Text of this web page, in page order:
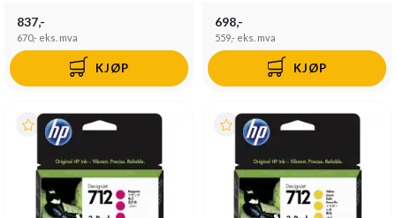
837,-
670,- eks. mva
KJØP
698,-
559,- eks. mva
KJØP